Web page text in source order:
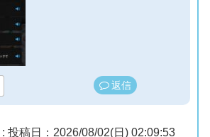
返信
: 投稿日：2026/08/02(日) 02:09:53